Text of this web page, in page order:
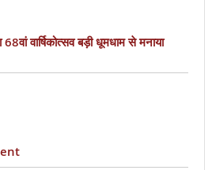
वार्षिकोत्सव बड़ी धूमधाम से मनाया